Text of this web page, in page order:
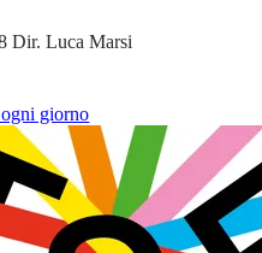
Dir. Luca Marsi
giorno